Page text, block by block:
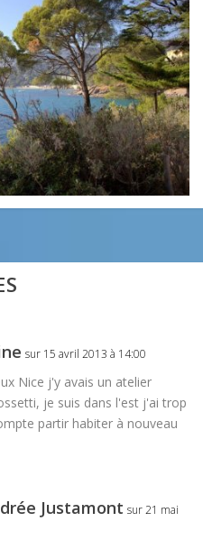
sur 15 avril 2013 à 14:00
Nice j'y avais un atelier
je suis dans l'est j'ai trop
partir habiter à nouveau
Justamont sur 21 mai